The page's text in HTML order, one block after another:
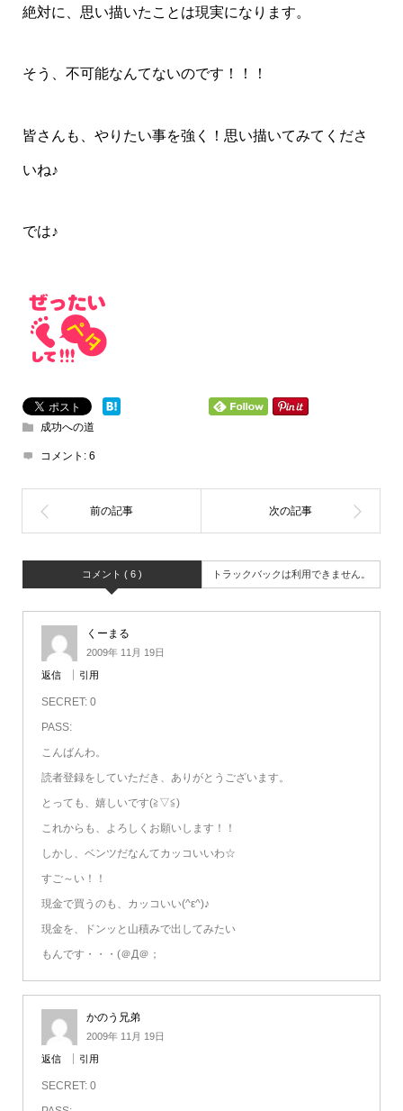
絶対に、思い描いたことは現実になります。
そう、不可能なんてないのです！！！
皆さんも、やりたい事を強く！思い描いてみてくださ
いね♪
では♪
成功への道
コメント: 6
コメント ( 6 ) トラックバックは利用できません。
くーまる
2009年 11月 19日
返信 引用
SECRET: 0
PASS:
こんばんわ。
読者登録をしていただき、ありがとうございます。
とっても、嬉しいです(≧▽≦)
これからも、よろしくお願いします！！
しかし、ベンツだなんてカッコいいわ☆
すご～い！！
現金で買うのも、カッコいい(^ε^)♪
現金を、ドンッと山積みで出してみたい
もんです・・・(＠Д＠；
かのう兄弟
2009年 11月 19日
返信 引用
SECRET: 0